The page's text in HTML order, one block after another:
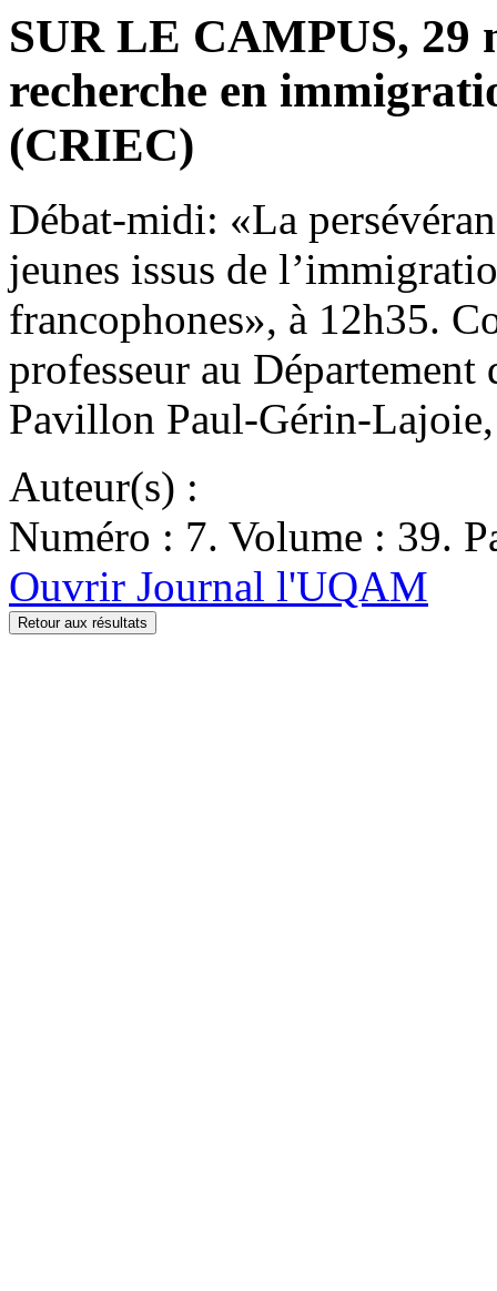
SUR LE CAMPUS, 29
recherche en
(CRIEC)
Débat-midi: «La
jeunes issus de
francophones», à 12h35.
professeur au Département
Pavillon Paul-Gérin-
Auteur(s) :
Numéro : 7. Volume : 39.
Ouvrir Journal l'UQAM
Retour aux résultats